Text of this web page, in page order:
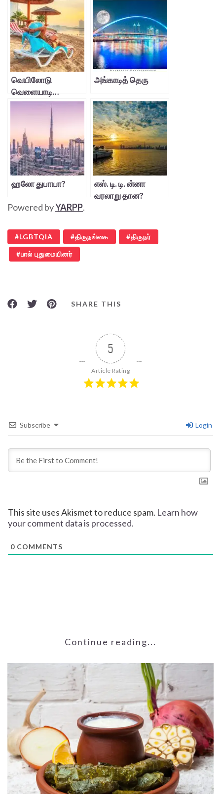
வெயிலோடு
வெளையாடி…
அங்காடித் தெரு
ஹலோ துபாயா?
எஸ். டி. டி. ன்னா
வரலாறு தான?
Powered byYARPP.
LGBTQIA திருநங்கை திருநர்
பால் புதுமையினர்
SHARE THIS
5
Article Rating
Subscribe Login
This site uses Akismet to reduce spam. Learn how
your comment data is processed.
0 COMMENTS
Continue reading...